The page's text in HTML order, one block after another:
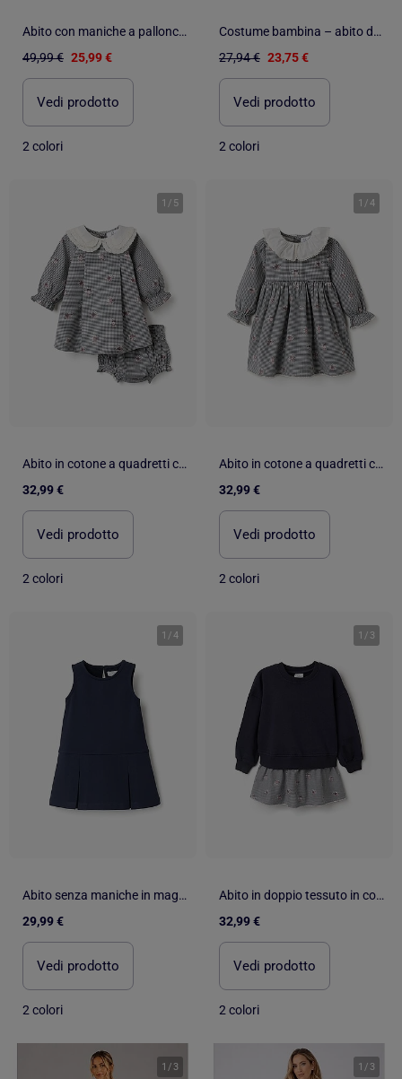
Abito con maniche a palloncino e cut-out You&Me
49,99 € 25,99 €
Vedi prodotto
2 colori
Costume bambina – abito da principessa lina | Labay
27,94 € 23,75 €
Vedi prodotto
2 colori
1 / 5
Abito in cotone a quadretti con stampa floreale
32,99 €
Vedi prodotto
2 colori
1 /4
Abito in cotone a quadretti con stampa floreale
32,99 €
Vedi prodotto
2 colori
1 /4
Abito senza maniche in maglia Roma
29,99 €
Vedi prodotto
2 colori
1 / 3
Abito in doppio tessuto in cotone con motivo a quadretti
32,99 €
Vedi prodotto
2 colori
1 /3 1 / 3